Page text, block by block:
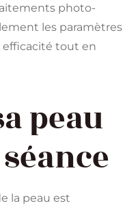
photo-
les paramètres
efficacité tout en
peau
la peau est